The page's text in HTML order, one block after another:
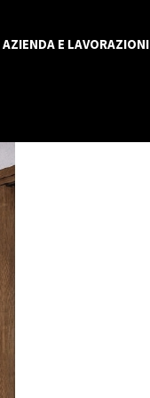
AZIENDA E LAVORAZIONI